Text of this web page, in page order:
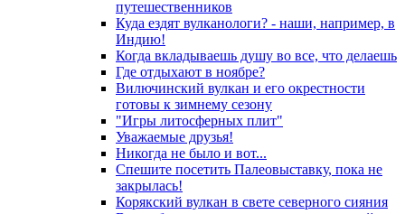
путешественников
Куда ездят вулканологи? - наши, например, в
Индию!
Когда вкладываешь душу во все, что делаешь
Где отдыхают в ноябре?
Вилючинский вулкан и его окрестности
готовы к зимнему сезону
"Игры литосферных плит"
Уважаемые друзья!
Никогда не было и вот...
Спешите посетить Палеовыставку, пока не
закрылась!
Корякский вулкан в свете северного сияния